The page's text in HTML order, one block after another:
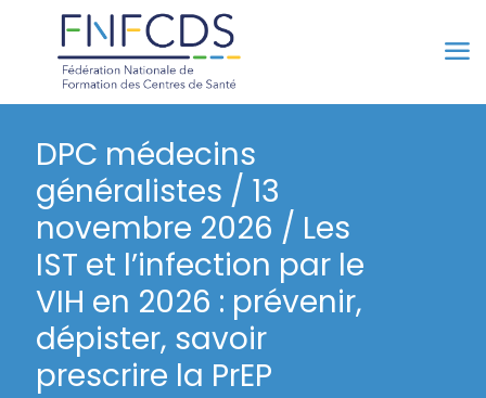
DPC médecins
généralistes / 13
novembre 2026 / Les
IST et l’infection par le
VIH en 2026 : prévenir,
dépister, savoir
prescrire la PrEP